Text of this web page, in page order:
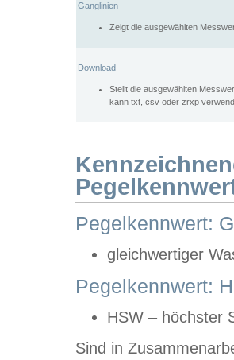
Ganglinien
Zeigt die ausgewählten
Download
Stellt die ausgewählten
kann txt, csv oder zrxp
Pegelkennwert:
gleichwertiger
Pegelkennwert:
HSW – höchster
Sind in